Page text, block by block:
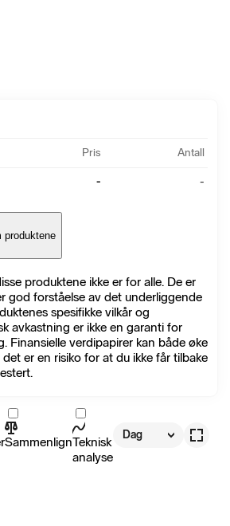
Pris Antall
- -
produktene
produktene ikke er for alle. De er
god forståelse av det underliggende
spesifikke vilkår og
avkastning er ikke en garanti for
Finansielle verdipapirer kan både øke
er en risiko for at du ikke får tilbake
SammenlignTeknisk
analyse
Dag